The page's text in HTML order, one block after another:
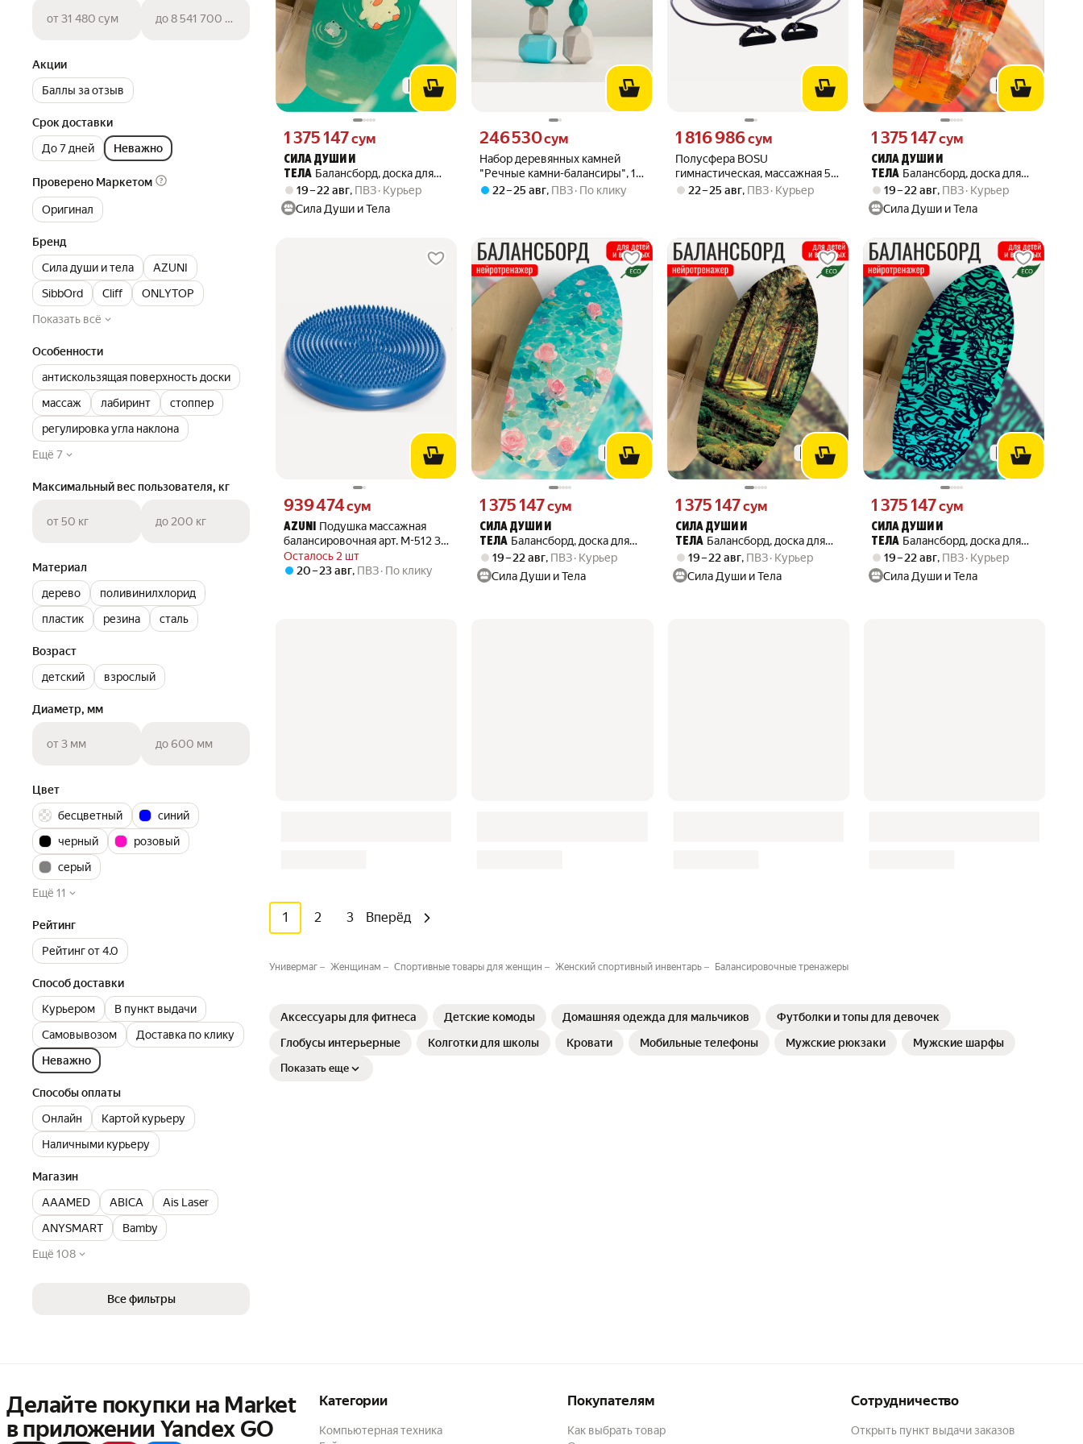
от 31 480 сум до 8 541 700 сум
Акции
Баллы за отзыв
Срок доставки
До 7 дней
Неважно
Проверено Маркетом
Оригинал
Бренд
Сила души и тела
AZUNI
SibbOrd
Cliff
ONLYTOP
Показать всё
Особенности
антискользящая поверхность доски
массаж
лабиринт
стоппер
регулировка угла наклона
Ещё 7
Максимальный вес пользователя, кг
от 50 кг до 200 кг
Материал
дерево
поливинилхлорид
пластик
резина сталь
Возраст
детский
взрослый
Диаметр, мм
от 3 мм до 600 мм
Цвет
бесцветный
синий
черный
розовый
серый
Ещё 11
Рейтинг
Рейтинг от 4.0
Способ доставки
Курьером
В пункт выдачи
Самовывозом
Доставка по клику
Неважно
Способы оплаты
Онлайн
Картой курьеру
Наличными курьеру
Магазин
AAAMED
ABICA
Ais Laser
ANYSMART
Bamby
Ещё 108
Все фильтры
СИЛА ДУШИ И
ТЕЛА Балансборд, доска для
балансирования, с принтом
природа лягушки (жабки,
уточки, милота, эстетика) -
Цена 1375147 сум вместо
1 375 147сум
19 – 22 авг, ПВЗ Курьер
Сила Души и Тела
Набор деревянных камней
"Речные камни-балансиры", 10
шт.
Цена 246530 сум вместо
246 530сум
22 – 25 авг, ПВЗ По клику
Полусфера BOSU
гимнастическая, массажная 58
х 25 см, с насосом, цвет серый
Цена 1816986 сум вместо
1 816 986сум
22 – 25 авг, ПВЗ Курьер
СИЛА ДУШИ И
ТЕЛА Балансборд, доска для
балансирования, с принтом
эстетика Краска (холст,
атмосфера, граффити,
52501573
Цена 1375147 сум вместо
1 375 147сум
19 – 22 авг, ПВЗ Курьер
Сила Души и Тела
AZUNI
Подушка массажная
балансировочная арт. М-512 33
х 5см/синий
Осталось 2 шт
Цена 939474 сум вместо
939 474сум
20 – 23 авг, ПВЗ По клику
СИЛА ДУШИ И
ТЕЛА Балансборд, доска для
балансирования, с принтом
цветы пейзаж (минимализм,
розы, море, окена, вода) -
Цена 1375147 сум вместо
1 375 147сум
19 – 22 авг, ПВЗ Курьер
Сила Души и Тела
СИЛА ДУШИ И
ТЕЛА Балансборд, доска для
балансирования, с принтом
искусство хвойный лес (Иван
Шишкин, природа, пейзаж,
Цена 1375147 сум вместо
1 375 147сум
19 – 22 авг, ПВЗ Курьер
Сила Души и Тела
СИЛА ДУШИ И
ТЕЛА Балансборд, доска для
балансирования, с принтом
эстетика Граффити
(каллиграфия, тэги,
Цена 1375147 сум вместо
1 375 147сум
19 – 22 авг, ПВЗ Курьер
Сила Души и Тела
1 2 3 Вперёд
Универмаг Женщинам Спортивные товары для женщин Женский спортивный инвентарь Балансировочные тренажеры
Аксессуары для фитнеса Детские комоды Домашняя одежда для мальчиков
Футболки и топы для девочек
Глобусы интерьерные
Колготки для школы Кровати Мобильные телефоны Мужские рюкзаки Мужские шарфы
Показать еще
Делайте покупки на Market
в приложении Yandex GO
Категории
Компьютерная техника
Покупателям
Как выбрать товар
Сотрудничество
Открыть пункт выдачи заказов